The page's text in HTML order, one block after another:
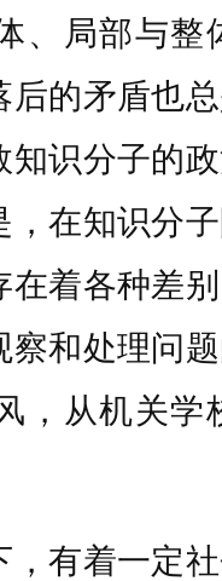
、局部与
后的矛盾也
知识分子的
，在知识分
在着各种差
察和处理问
，从机关学
有着一定社